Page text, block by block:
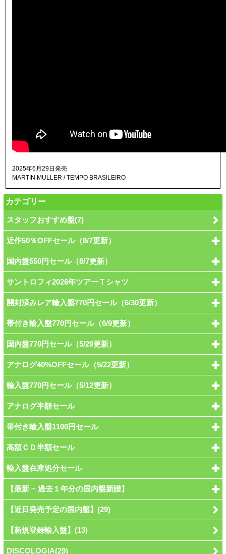
2025年6月29日発売
MARTIN MULLER / TEMPO BRASILEIRO
カテゴリー
スタッフおすすめ盤(7)
近作50％OFFセール（8/7更新）
国内盤550円セール（8/7更新）
サントロフィ2026年ツアーＴシャツ
開封済みレア輸入盤770円セール（6/30更新）
帯付き輸入盤770円セール（6/9更新）
国内盤770円セール（5/29更新）
アナログ40%OFFセール（5/22更新）
輸入盤770円セール（5/12更新）
アナログ半額セール
帯付き輸入盤1100円セール
高額ＣＤ半額セール
輸入盤在庫処分セール
【最新 ~ 過去１年分の国内盤新譜】
【近日発売予定の国内盤】(29)
【新規登録輸入盤】(13)
DISCOLOGIA(29)